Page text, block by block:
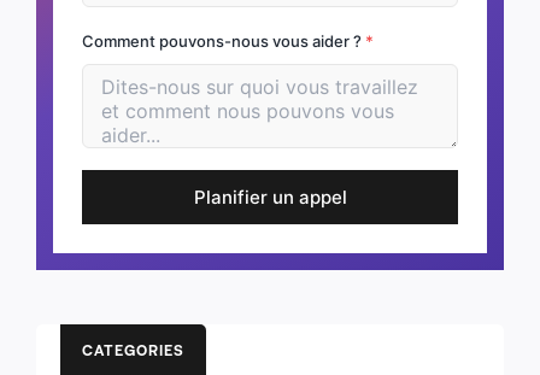
Comment pouvons-nous vous aider ? *
Planifier un appel
CATEGORIES